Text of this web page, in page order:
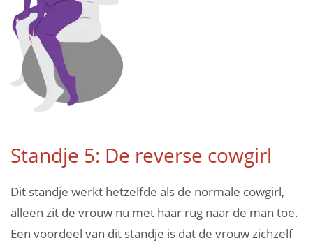
Standje 5: De reverse cowgirl
Dit standje werkt hetzelfde als de normale cowgirl,
alleen zit de vrouw nu met haar rug naar de man toe.
Een voordeel van dit standje is dat de vrouw zichzelf